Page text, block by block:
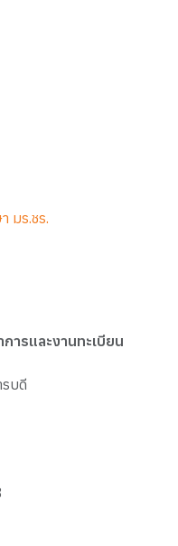
มร.ชร.
ารและงานทะเบียน
บดี